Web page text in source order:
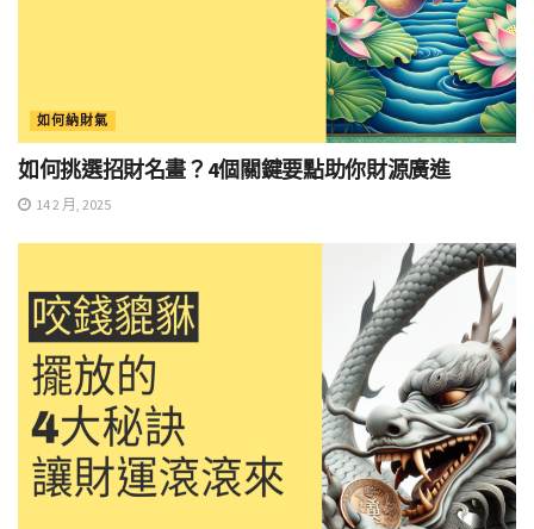
如何納財氣
如何挑選招財名畫？4個關鍵要點助你財源廣進
14 2 月, 2025